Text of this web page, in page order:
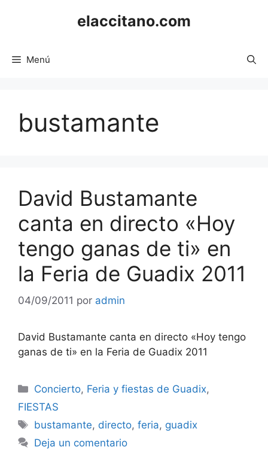
elaccitano.com
Menú
bustamante
David Bustamante
canta en directo «Hoy
tengo ganas de ti» en
la Feria de Guadix 2011
04/09/2011 por admin
David Bustamante canta en directo «Hoy tengo
ganas de ti» en la Feria de Guadix 2011
Categorías
Concierto, Feria y fiestas de Guadix,
FIESTAS
Etiquetas
bustamante, directo,feria, guadix
Deja un comentario